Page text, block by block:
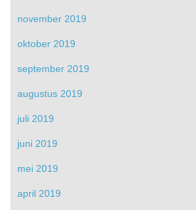
november 2019
oktober 2019
september 2019
augustus 2019
juli 2019
juni 2019
mei 2019
april 2019